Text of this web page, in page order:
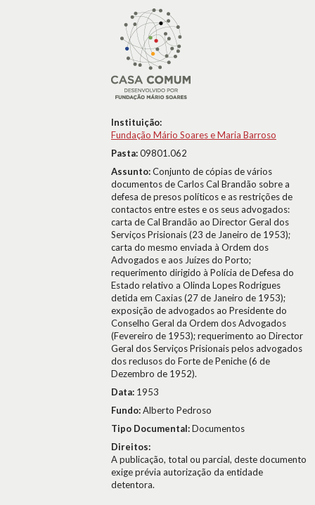
Instituição:
Fundação Mário Soares e Maria Barroso
Pasta:09801.062
Assunto:Conjunto de cópias de vários
documentos de Carlos Cal Brandão sobre a
defesa de presos políticos e as restrições de
contactos entre estes e os seus advogados:
carta de Cal Brandão ao Director Geral dos
Serviços Prisionais (23 de Janeiro de 1953);
carta do mesmo enviada à Ordem dos
Advogados e aos Juízes do Porto;
requerimento dirigido à Polícia de Defesa do
Estado relativo a Olinda Lopes Rodrigues
detida em Caxias (27 de Janeiro de 1953);
exposição de advogados ao Presidente do
Conselho Geral da Ordem dos Advogados
(Fevereiro de 1953); requerimento ao Director
Geral dos Serviços Prisionais pelos advogados
dos reclusos do Forte de Peniche (6 de
Dezembro de 1952).
Data: 1953
Fundo:Alberto Pedroso
Tipo Documental:Documentos
Direitos:
A publicação, total ou parcial, deste documento
exige prévia autorização da entidade
detentora.